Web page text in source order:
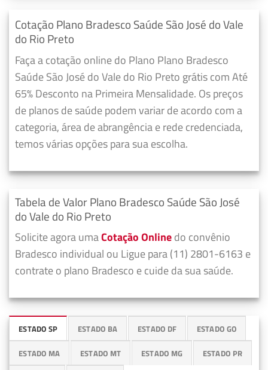
Cotação Plano Bradesco Saúde São José do Vale
do Rio Preto
Faça a cotação online do Plano Plano Bradesco
Saúde São José do Vale do Rio Preto grátis com Até
65% Desconto na Primeira Mensalidade. Os preços
de planos de saúde podem variar de acordo com a
categoria, área de abrangência e rede credenciada,
temos várias opções para sua escolha.
Tabela de Valor Plano Bradesco Saúde São José
do Vale do Rio Preto
Solicite agora umaCotação Onlinedo convênio
Bradesco individual ou Ligue para (11) 2801-6163 e
contrate o plano Bradesco e cuide da sua saúde.
ESTADO SP ESTADO BA ESTADO DF ESTADO GO
ESTADO MA ESTADO MT ESTADO MG ESTADO PR